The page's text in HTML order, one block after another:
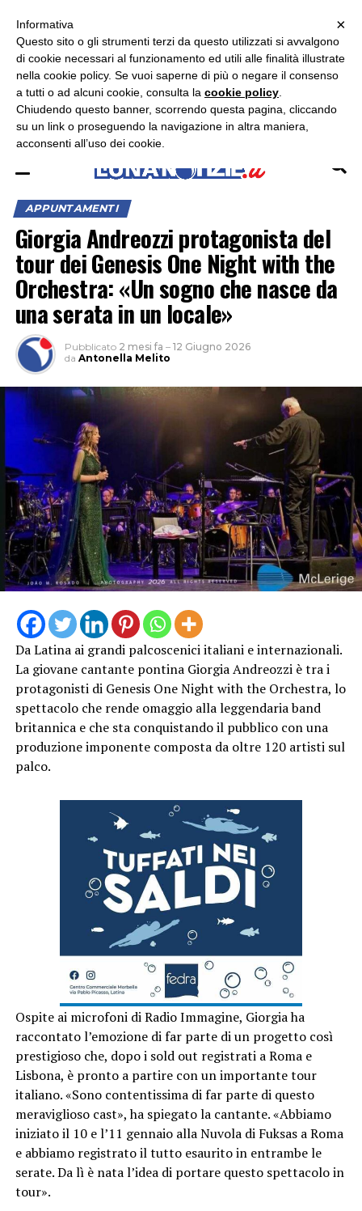
ASCOLTA RADIO LUNA
APPUNTAMENTI
Giorgia Andreozzi protagonista del
tour dei Genesis One Night with the
Orchestra: «Un sogno che nasce da
una serata in un locale»
Pubblicato 2 mesi fa – 12 Giugno 2026
da Antonella Melito
Da Latina ai grandi palcoscenici italiani e internazionali.
La giovane cantante pontina Giorgia Andreozzi è tra i
protagonisti di Genesis One Night with the Orchestra, lo
spettacolo che rende omaggio alla leggendaria band
britannica e che sta conquistando il pubblico con una
produzione imponente composta da oltre 120 artisti sul
palco.
Ospite ai microfoni di Radio Immagine, Giorgia ha
raccontato l’emozione di far parte di un progetto così
prestigioso che, dopo i sold out registrati a Roma e
Lisbona, è pronto a partire con un importante tour
italiano. «Sono contentissima di far parte di questo
meraviglioso cast», ha spiegato la cantante. «Abbiamo
iniziato il 10 e l’11 gennaio alla Nuvola di Fuksas a Roma
e abbiamo registrato il tutto esaurito in entrambe le
serate. Da lì è nata l’idea di portare questo spettacolo in
tour».
×
Informativa
Questo sito o gli strumenti terzi da questo utilizzati si avvalgono
di cookie necessari al funzionamento ed utili alle finalità illustrate
nella cookie policy. Se vuoi saperne di più o negare il consenso
a tutti o ad alcuni cookie, consulta la cookie policy
Chiudendo questo banner, scorrendo questa pagina, cliccando
su un link o proseguendo la navigazione in altra maniera,
acconsenti all’uso dei cookie.